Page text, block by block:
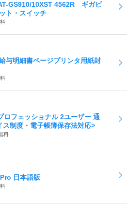
GS910/10XST 4562R ギガビ
ト・スイッチ
与明細書ページプリンタ用紙封
ロフェッショナル 2ユーザー 通
ス制度・電子帳簿保存法対応>
料
日本語版